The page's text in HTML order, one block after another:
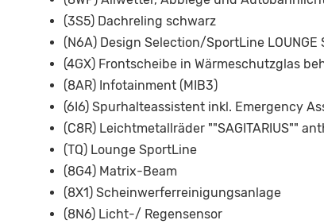
(3S5) Dachreling schwarz
(N6A) Design Selection/SportLine
(4GX) Frontscheibe in Wärmeschutzglas
(8AR) Infotainment (MIB3)
(6I6) Spurhalteassistent inkl. Emergency
(C8R) Leichtmetallräder ""SAGITARIUS""
(TQ) Lounge SportLine
(8G4) Matrix-Beam
(8X1) Scheinwerferreinigungsanlage
(8N6) Licht-/ Regensensor